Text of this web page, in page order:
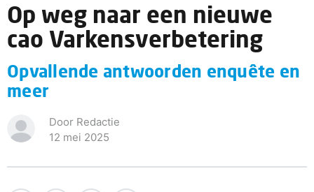
Op weg naar een nieuwe
cao Varkensverbetering
Opvallende antwoorden enquête en
meer
Door Redactie
12 mei 2025